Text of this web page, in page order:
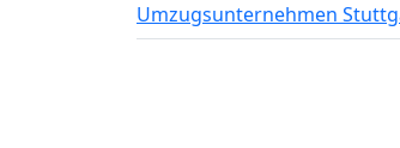
Umzugsunternehmen